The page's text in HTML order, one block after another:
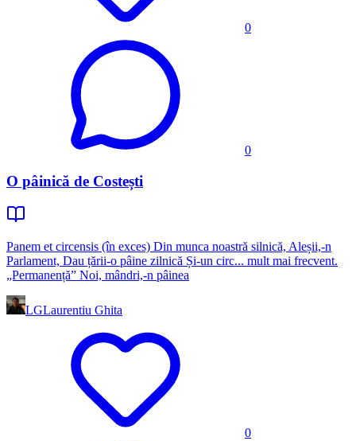
0
0
O pâinică de Costești
Panem et circensis (în exces) Din munca noastră silnică, Aleșii,-n
Parlament, Dau țării-o pâine zilnică Și-un circ... mult mai frecvent.
„Permanență” Noi, mândri,-n pâinea
LGLaurentiu Ghita
0